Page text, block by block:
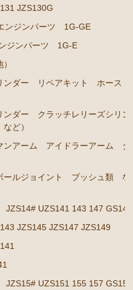
JZS130G
ンジンパーツ 1G-GE
ジンパーツ 1G-E
ンダー リペアキット ホース
ンダー クラッチレリーズシリン
ど）
ンアーム アイドラーアーム タ
ールジョイント ブッシュ類 な
UZS141 143 147 GS141
JZS145 JZS147 JZS149
UZS151 155 157 GS151